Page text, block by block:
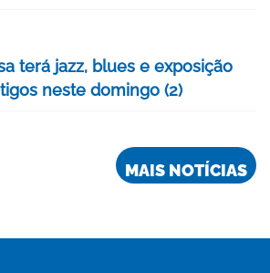
terá jazz, blues e exposição
neste domingo (2)
MAIS NOTÍCIAS